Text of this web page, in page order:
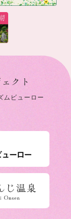
クト
ムビューロー